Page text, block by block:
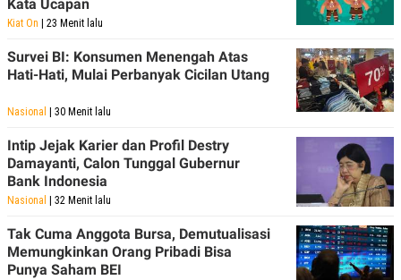
Kata Ucapan
Kiat On | 23 Menit lalu
Survei BI: Konsumen Menengah Atas
Hati-Hati, Mulai Perbanyak Cicilan Utang
Nasional | 30 Menit lalu
Intip Jejak Karier dan Profil Destry
Damayanti, Calon Tunggal Gubernur
Bank Indonesia
Nasional | 32 Menit lalu
Tak Cuma Anggota Bursa, Demutualisasi
Memungkinkan Orang Pribadi Bisa
Punya Saham BEI